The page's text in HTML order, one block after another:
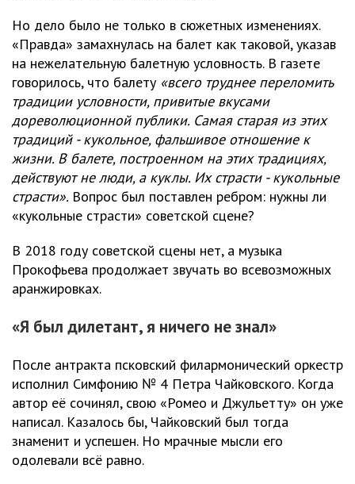
Но дело было не только в сюжетных изменениях.
«Правда» замахнулась на балет как таковой, указав
на нежелательную балетную условность. В газете
говорилось, что балету «всего труднее переломить
традиции условности, привитые вкусами
дореволюционной публики. Самая старая из этих
традиций - кукольное, фальшивое отношение к
жизни. В балете, построенном на этих традициях,
действуют не люди, а куклы. Их страсти - кукольные
страсти». Вопрос был поставлен ребром: нужны ли
«кукольные страсти» советской сцене?
В 2018 году советской сцены нет, а музыка
Прокофьева продолжает звучать во всевозможных
аранжировках.
«Я был дилетант, я ничего не знал»
После антракта псковский филармонический оркестр
исполнил Симфонию № 4 Петра Чайковского. Когда
автор её сочинял, свою «Ромео и Джульетту» он уже
написал. Казалось бы, Чайковский был тогда
знаменит и успешен. Но мрачные мысли его
одолевали всё равно.